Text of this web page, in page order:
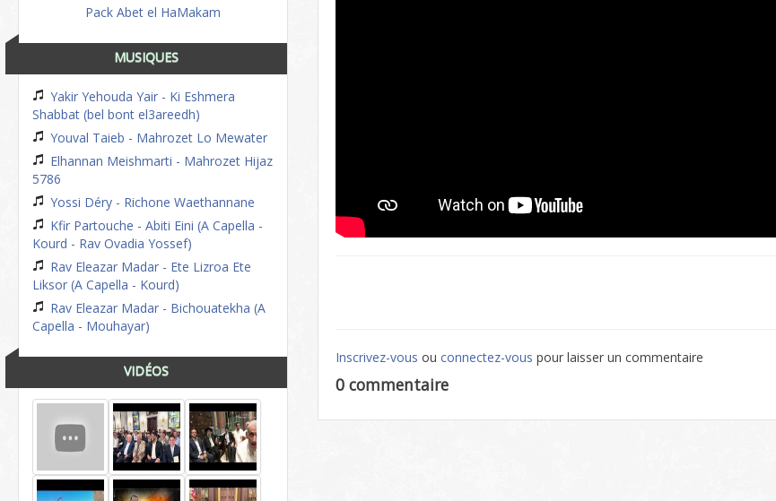
Pack Abet el HaMakam
MUSIQUES
Yakir Yehouda Yair - Ki Eshmera
Shabbat (bel bont el3areedh)
Youval Taieb - Mahrozet Lo Mewater
Elhannan Meishmarti - Mahrozet Hijaz
5786
Yossi Déry - Richone Waethannane
Kfir Partouche - Abiti Eini (A Capella -
Kourd - Rav Ovadia Yossef)
Rav Eleazar Madar - Ete Lizroa Ete
Liksor (A Capella - Kourd)
Rav Eleazar Madar - Bichouatekha (A
Capella - Mouhayar)
VIDÉOS
Inscrivez-vous ouconnectez-vous pour laisser un commentaire
0 commentaire